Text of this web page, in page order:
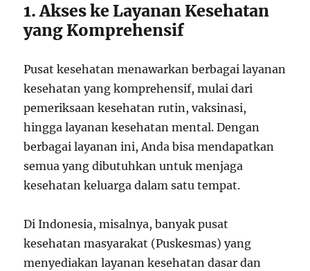
1. Akses ke Layanan Kesehatan
yang Komprehensif
Pusat kesehatan menawarkan berbagai layanan
kesehatan yang komprehensif, mulai dari
pemeriksaan kesehatan rutin, vaksinasi,
hingga layanan kesehatan mental. Dengan
berbagai layanan ini, Anda bisa mendapatkan
semua yang dibutuhkan untuk menjaga
kesehatan keluarga dalam satu tempat.
Di Indonesia, misalnya, banyak pusat
kesehatan masyarakat (Puskesmas) yang
menyediakan layanan kesehatan dasar dan